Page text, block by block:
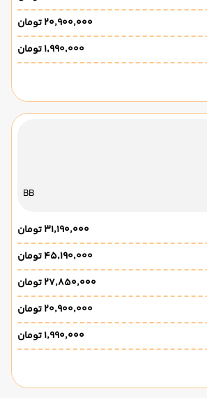
۲۰٬۹۰۰٬۰۰۰ تومان
۱٬۹۹۰٬۰۰۰ تومان
BB
۳۱٬۱۹۰٬۰۰۰ تومان
۴۵٬۱۹۰٬۰۰۰ تومان
۲۷٬۸۵۰٬۰۰۰ تومان
۲۰٬۹۰۰٬۰۰۰ تومان
۱٬۹۹۰٬۰۰۰ تومان